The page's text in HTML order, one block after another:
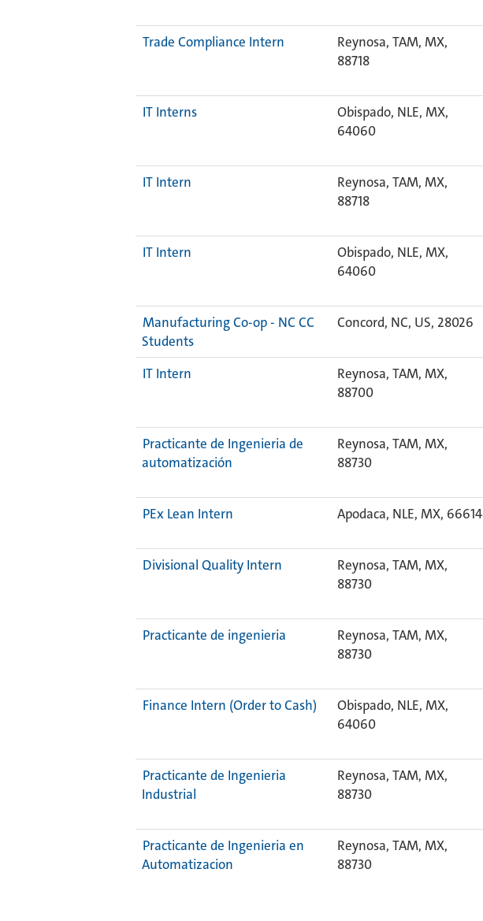
Trade Compliance Intern
Reynosa, TAM, MX,
88718
IT Interns
Obispado, NLE, MX,
64060
IT Intern
Reynosa, TAM, MX,
88718
IT Intern
Obispado, NLE, MX,
64060
Manufacturing Co-op - NC CC
Students
Concord, NC, US, 28026
IT Intern
Reynosa, TAM, MX,
88700
Practicante de Ingenieria de
automatización
Reynosa, TAM, MX,
88730
PEx Lean Intern
Apodaca, NLE, MX, 66614
Divisional Quality Intern
Reynosa, TAM, MX,
88730
Practicante de ingenieria
Reynosa, TAM, MX,
88730
Finance Intern (Order to Cash)
Obispado, NLE, MX,
64060
Practicante de Ingenieria
Industrial
Reynosa, TAM, MX,
88730
Practicante de Ingenieria en
Automatizacion
Reynosa, TAM, MX,
88730